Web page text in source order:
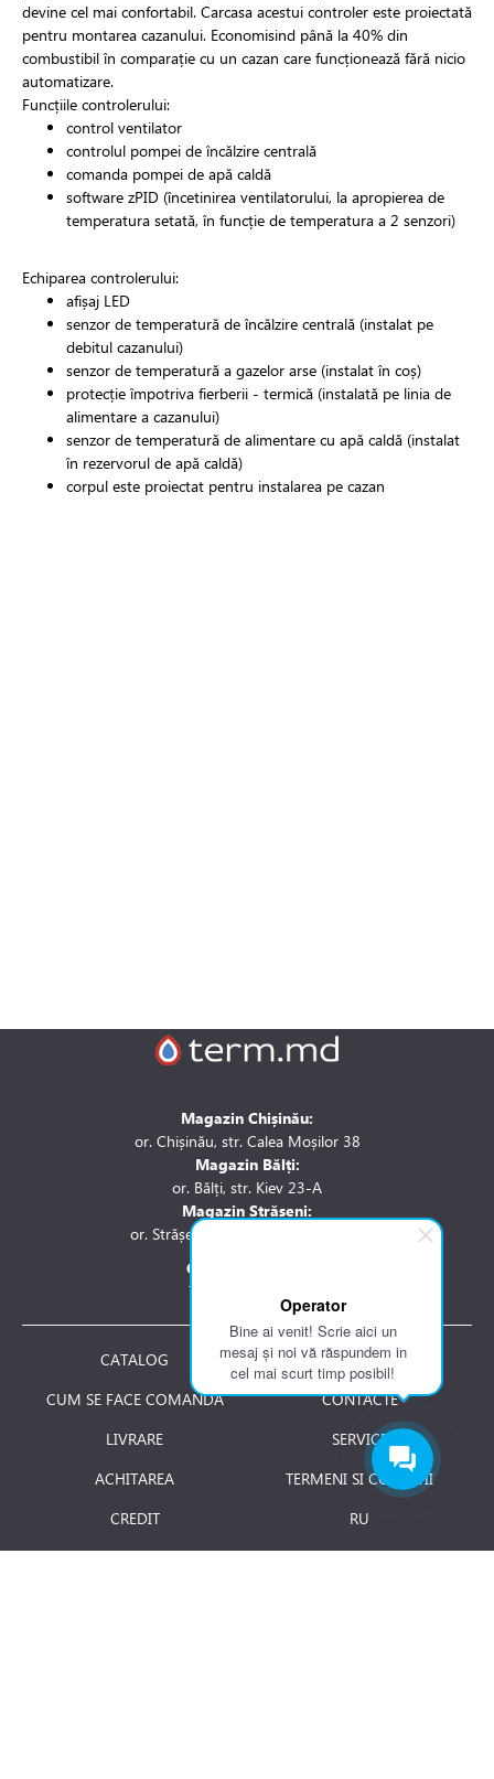
Operator
Bine ai venit! Scrie aici un
mesaj și noi vă răspundem in
cel mai scurt timp posibil!
devine cel mai confortabil. Carcasa acestui controler este proiectată
pentru montarea cazanului. Economisind până la 40% din
combustibil în comparație cu un cazan care funcționează fără nicio
automatizare.
Funcțiile controlerului:
control ventilator
controlul pompei de încălzire centrală
comanda pompei de apă caldă
software zPID (încetinirea ventilatorului, la apropierea de
temperatura setată, în funcție de temperatura a 2 senzori)
Echiparea controlerului:
afișaj LED
senzor de temperatură de încălzire centrală (instalat pe
debitul cazanului)
senzor de temperatură a gazelor arse (instalat în coș)
protecție împotriva fierberii - termică (instalată pe linia de
alimentare a cazanului)
senzor de temperatură de alimentare cu apă caldă (instalat
în rezervorul de apă caldă)
corpul este proiectat pentru instalarea pe cazan
Magazin Chișinău:
or. Chișinău, str. Calea Moșilor 38
Magazin Bălți:
or. Bălți, str. Kiev 23-A
Magazin Strășeni:
or. Strășeni, str. Stefan cel Mare 1A
Contactați-ne la:
Tel.: 061 007 744
CATALOG
CUM SE FACE COMANDA
LIVRARE
ACHITAREA
CREDIT
RETURNAREA PRODUSULUI
DESPRE NOI
CONTACTE
SERVICE
TERMENI SI CONDITII
RU
JOBURI